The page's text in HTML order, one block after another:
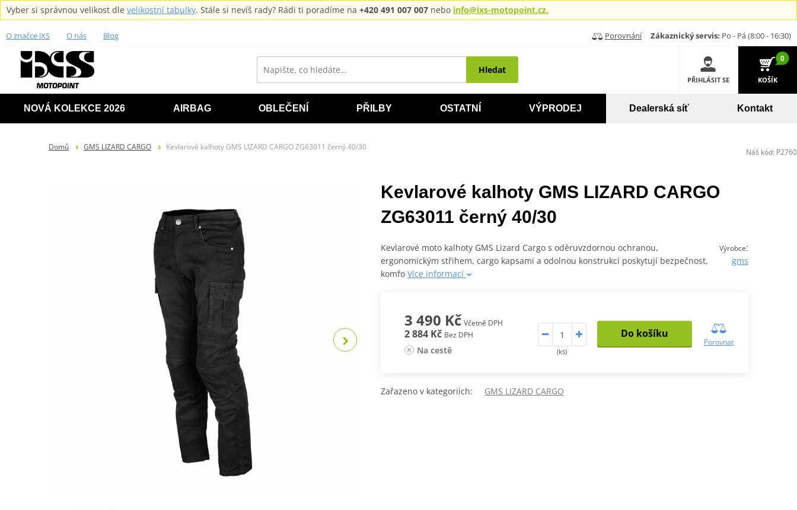
Vyber si správnou velikost dle velikostní tabulky. Stále si nevíš rady? Rádi ti poradíme na +420 491 007 007 nebo info@ixs-motopoint.cz.
O značce iXS O nás Blog Porovnání Zákaznický servis: Po - Pá (8:00 - 16:30)
Hledat
PŘIHLÁSIT SE
0
KOŠÍK
NOVÁ KOLEKCE 2026 AIRBAG OBLEČENÍ PŘILBY OSTATNÍ VÝPRODEJ Dealerská síť Kontakt
Domů GMS LIZARD CARGO Kevlarové kalhoty GMS LIZARD CARGO ZG63011 černý 40/30
Kevlarové kalhoty GMS LIZARD CARGO
ZG63011 černý 40/30
Výrobce:
gms
Kevlarové moto kalhoty GMS Lizard Cargo s oděruvzdornou ochranou,
ergonomickým střihem, cargo kapsami a odolnou konstrukcí poskytují bezpečnost,
komfo Více informací
3 490 Kč Včetně DPH
2 884 Kč Bez DPH
Na cestě (ks)
Do košíku
Porovnat
Zařazeno v kategoriích: GMS LIZARD CARGO
Náš kód: P2760